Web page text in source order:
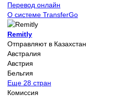
Перевод онлайн
О системе TransferGo
Remitly
Отправляют в Казахстан
Австралия
Австрия
Бельгия
Еще 28 стран
Комиссия